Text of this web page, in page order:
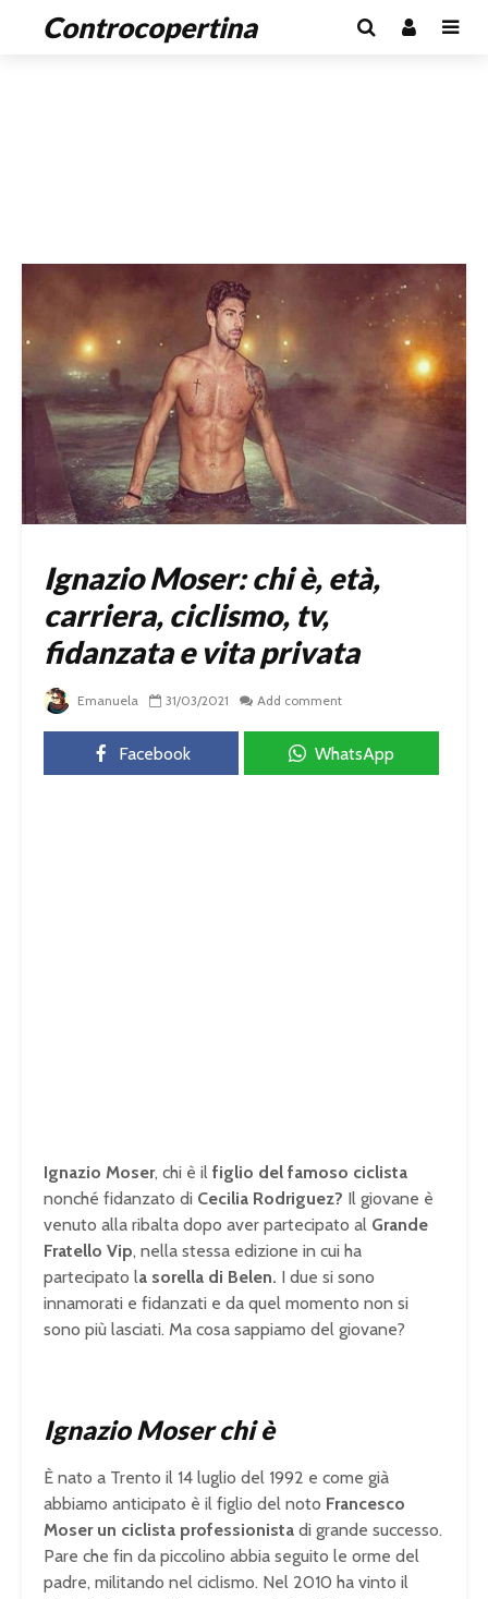
Controcopertina
Ignazio Moser: chi è, età,
carriera, ciclismo, tv,
fidanzata e vita privata
Emanuela 31/03/2021 Add comment
Facebook WhatsApp
Ignazio Moser, chi è il figlio del famoso ciclista
nonché fidanzato di Cecilia Rodriguez? Il giovane è
venuto alla ribalta dopo aver partecipato al Grande
Fratello Vip, nella stessa edizione in cui ha
partecipato la sorella di Belen. I due si sono
innamorati e fidanzati e da quel momento non si
sono più lasciati. Ma cosa sappiamo del giovane?
Ignazio Moser chi è
È nato a Trento il 14 luglio del 1992 e come già
abbiamo anticipato è il figlio del noto Francesco
Moser un ciclista professionista di grande successo.
Pare che fin da piccolino abbia seguito le orme del
padre, militando nel ciclismo. Nel 2010 ha vinto il